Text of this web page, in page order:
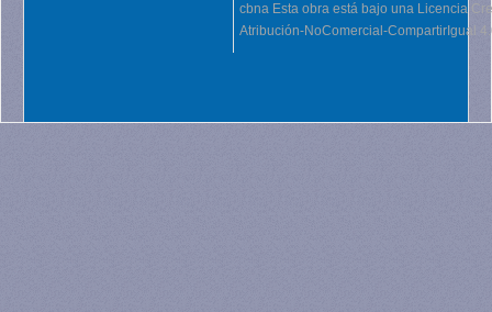
cbna Esta obra está bajo una Licencia
Atribución-NoComercial-CompartirIgual